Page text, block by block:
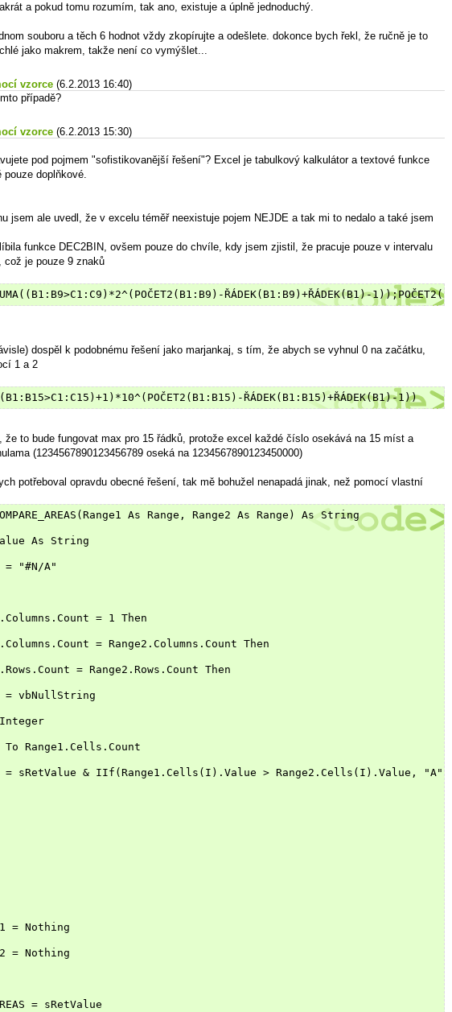
a pokud tomu rozumím, tak ano, existuje a úplně jednoduchý.
souboru a těch 6 hodnot vždy zkopírujte a odešlete. dokonce bych řekl, že ručně je to
jako makrem, takže není co vymýšlet...
vzorce (6.2.2013 16:40)
případě?
vzorce (6.2.2013 15:30)
pod pojmem "sofistikovanější řešení"? Excel je tabulkový kalkulátor a textové funkce
pouze doplňkové.
jsem ale uvedl, že v excelu téměř neexistuje pojem NEJDE a tak mi to nedalo a také jsem
funkce DEC2BIN, ovšem pouze do chvíle, kdy jsem zjistil, že pracuje pouze v intervalu
což je pouze 9 znaků
ŘÁDEK(B1:B9)+ŘÁDEK(B1)-
dospěl k podobnému řešení jako marjankaj, s tím, že abych se vyhnul 0 na začátku,
1 a 2
ŘÁDEK(B1:B15)+ŘÁDEK(B1)-1))
že to bude fungovat max pro 15 řádků, protože excel každé číslo osekává na 15 míst a
(1234567890123456789 oseká na 1234567890123450000)
potřeboval opravdu obecné řešení, tak mě bohužel nenapadá jinak, než pomocí vlastní
As Range, Range2 As Range) As String
As String
= "#N/A"
= 1 Then
= Range2.Columns.Count Then
= Range2.Rows.Count Then
= vbNullString
Range1.Cells.Count
= sRetValue & IIf(Range1.Cells(I).Value > Range2.Cells(I).Value,
= Nothing
= Nothing
= sRetValue